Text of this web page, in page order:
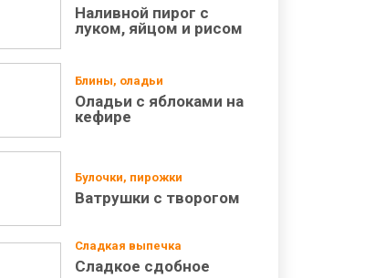
Наливной пирог с
луком, яйцом и рисом
Блины, оладьи
Оладьи с яблоками на
кефире
Булочки, пирожки
Ватрушки с творогом
Сладкая выпечка
Сладкое сдобное